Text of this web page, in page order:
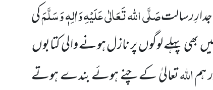
رسالتصَلَّی اللہ تَعَالٰی عَلَیْہِ وَاٰلِہٖ وَسَلَّمَکی
پہلے لوگوں پر نازل ہونے والی کتابوں
ہماللہتعالیٰ کے چنے ہوئے بندے ہوتے